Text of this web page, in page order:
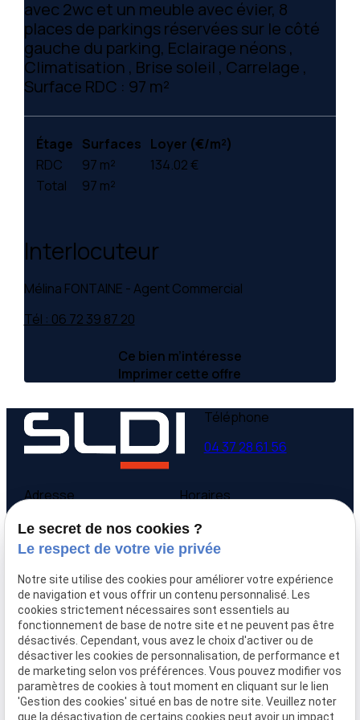
avec 2wc et un meuble avec évier, 8
places de parkings réservées sur le côté
gauche du parking, Eclairage néons ,
Climatisation , Brise soleil , Carrelage ,
Surface RDC : 97 m²
Étage Surfaces Loyer (€/m²)
RDC
97 m²
134.02 €
Total
97 m²
Interlocuteur
Mélina FONTAINE - Agent Commercial
Tél : 06 72 39 87 20
Ce bien m’intéresse
Imprimer cette offre
Téléphone
04 37 28 61 56
Adresse
9 avenue Victor Hugo
69160 Tassin la Demi-
Lune
Horaires
Lundi - Vendredi
09:00-12:00,
Accueil
Qui sommes-nous
Nos biens
Prix immobilier
Confier mon bien
Rejoignez-nous
Contact
Le secret de nos cookies ?
Le respect de votre vie privée
Notre site utilise des cookies pour améliorer votre expérience
de navigation et vous offrir un contenu personnalisé. Les
cookies strictement nécessaires sont essentiels au
fonctionnement de base de notre site et ne peuvent pas être
désactivés. Cependant, vous avez le choix d'activer ou de
désactiver les cookies de personnalisation, de performance et
de marketing selon vos préférences. Vous pouvez modifier vos
paramètres de cookies à tout moment en cliquant sur le lien
'Gestion des cookies' situé en bas de notre site. Veuillez noter
que la désactivation de certains cookies peut avoir un impact